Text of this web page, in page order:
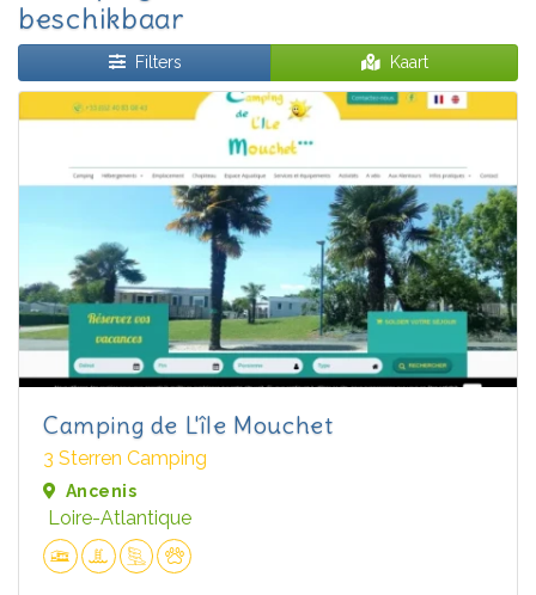
beschikbaar
Filters Kaart
Camping de L'île Mouchet
3 Sterren Camping
Ancenis
Loire-Atlantique